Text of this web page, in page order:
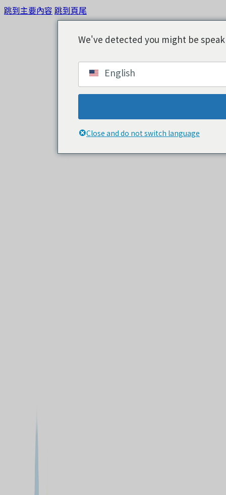
跳到主要內容 跳到頁尾
We've detected you might be
English
Close and do not switch language